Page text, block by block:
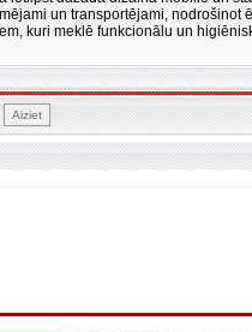
un transportējami,
kuri meklē funkcionālu un